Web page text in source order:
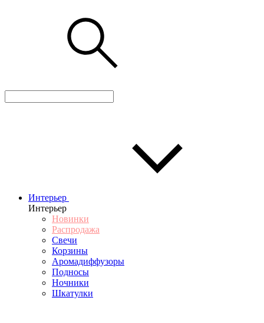
Интерьер
Интерьер
Новинки
Распродажа
Свечи
Корзины
Аромадиффузоры
Подносы
Ночники
Шкатулки